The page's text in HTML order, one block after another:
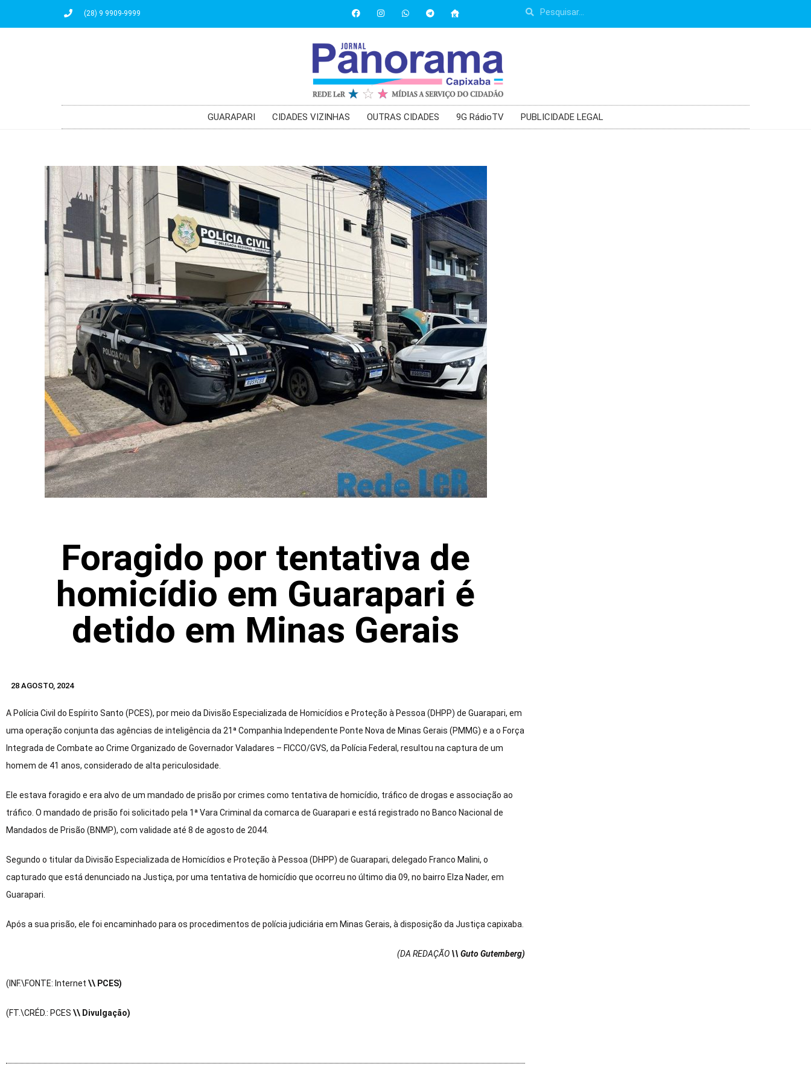
(28) 9 9909-9999
GUARAPARI CIDADES VIZINHAS OUTRAS CIDADES 9G RádioTV PUBLICIDADE LEGAL
Foragido por tentativa de
homicídio em Guarapari é
detido em Minas Gerais
28 AGOSTO, 2024
A Polícia Civil do Espírito Santo (PCES), por meio da Divisão Especializada de Homicídios e Proteção à Pessoa (DHPP) de Guarapari, em
uma operação conjunta das agências de inteligência da 21ª Companhia Independente Ponte Nova de Minas Gerais (PMMG) e a o Força
Integrada de Combate ao Crime Organizado de Governador Valadares – FICCO/GVS, da Polícia Federal, resultou na captura de um
homem de 41 anos, considerado de alta periculosidade.
Ele estava foragido e era alvo de um mandado de prisão por crimes como tentativa de homicídio, tráfico de drogas e associação ao
tráfico. O mandado de prisão foi solicitado pela 1ª Vara Criminal da comarca de Guarapari e está registrado no Banco Nacional de
Mandados de Prisão (BNMP), com validade até 8 de agosto de 2044.
Segundo o titular da Divisão Especializada de Homicídios e Proteção à Pessoa (DHPP) de Guarapari, delegado Franco Malini, o
capturado que está denunciado na Justiça, por uma tentativa de homicídio que ocorreu no último dia 09, no bairro Elza Nader, em
Guarapari.
Após a sua prisão, ele foi encaminhado para os procedimentos de polícia judiciária em Minas Gerais, à disposição da Justiça capixaba.
(DA REDAÇÃO \\ Guto Gutemberg)
(INF.\FONTE: Internet \\ PCES)
(FT.\CRÉD.: PCES \\ Divulgação)